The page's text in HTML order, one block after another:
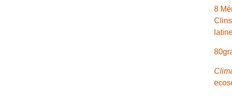
8